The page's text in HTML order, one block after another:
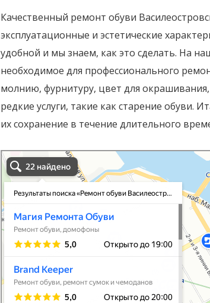
Качественный ремонт обуви
эксплуатационные и эстетические
удобной и мы знаем, как это сделать. На
необходимое для профессионального
молнию, фурнитуру, цвет для
редкие услуги, такие как старение обуви.
их сохранение в течение длительного
Ремонт обуви Василеостровская в Санкт‑Петербурге
Санкт‑Петербург